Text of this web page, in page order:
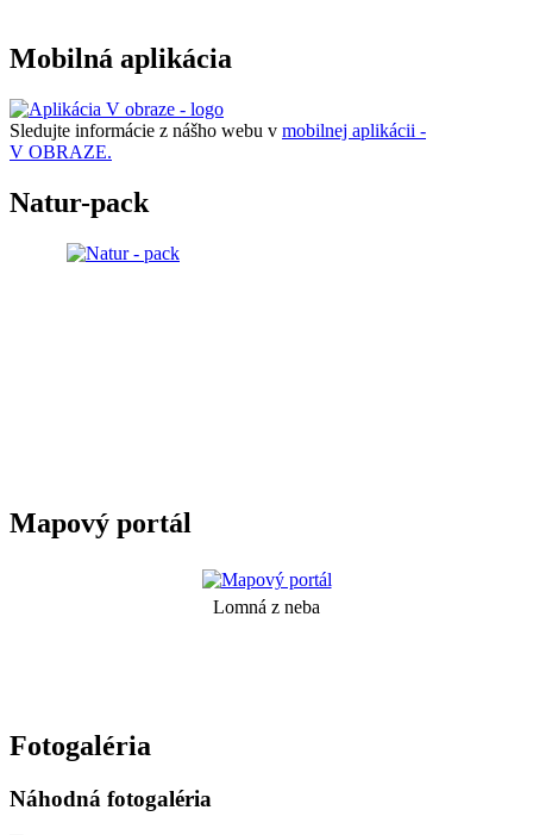
Mobilná aplikácia
Sledujte informácie z nášho webu v mobilnej aplikácii -
V OBRAZE.
Natur-pack
Mapový portál
Lomná z neba
Fotogaléria
Náhodná fotogaléria